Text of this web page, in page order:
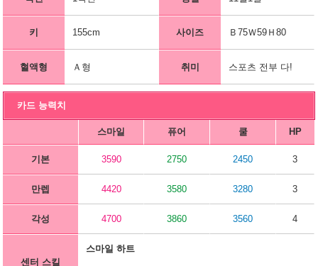
키 155cm 사이즈 Ｂ75Ｗ59Ｈ80
혈액형 Ａ형 취미 스포츠 전부 다!
카드 능력치
스마일 퓨어 쿨 HP
기본 3590 2750 2450 3
만렙 4420 3580 3280 3
각성 4700 3860 3560 4
센터 스킬
스마일 하트